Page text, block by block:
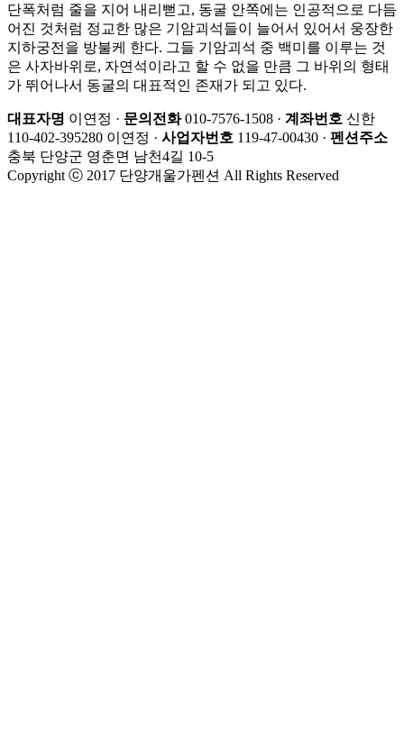
단폭처럼 줄을 지어 내리뻗고, 동굴 안쪽에는 인공적으로 다듬
어진 것처럼 정교한 많은 기암괴석들이 늘어서 있어서 웅장한
지하궁전을 방불케 한다. 그들 기암괴석 중 백미를 이루는 것
은 사자바위로, 자연석이라고 할 수 없을 만큼 그 바위의 형태
가 뛰어나서 동굴의 대표적인 존재가 되고 있다.
대표자명 이연정 · 문의전화010-7576-1508 · 계좌번호 신한
110-402-395280 이연정 · 사업자번호 119-47-00430 · 펜션주소
충북 단양군 영춘면 남천4길 10-5
Copyright ⓒ 2017 단양개울가펜션 All Rights Reserved